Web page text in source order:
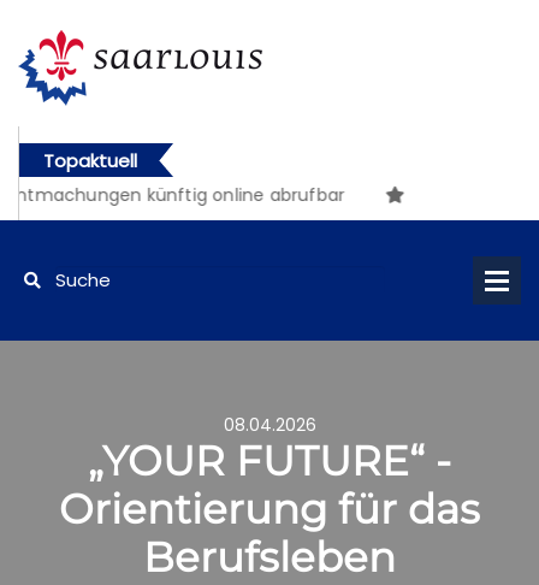
Topaktuell
künftig online abrufbar
08.04.2026
„YOUR FUTURE“ -
Orientierung für das
Berufsleben